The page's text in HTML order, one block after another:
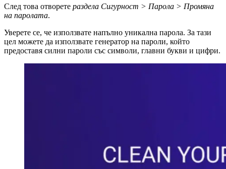
След това отворете раздела Сигурност > Парола > Промяна
на паролата.
Уверете се, че използвате напълно уникална парола. За тази
цел можете да използвате генератор на пароли, който
предоставя силни пароли със символи, главни букви и цифри.